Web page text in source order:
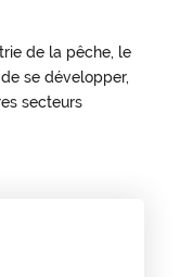
de la pêche, le
se développer,
secteurs